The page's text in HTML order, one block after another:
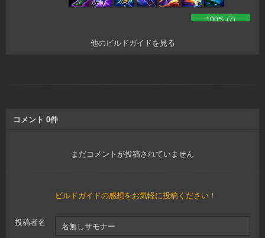
100% (7)
他のビルドガイドを見る
コメント 0件
まだコメントが投稿されていません
ビルドガイドの感想をお気軽に投稿ください！
投稿者名